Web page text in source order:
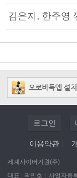
김은지, 한주영
로그인
이용약관
세계사이버기원(주)
대표 : 곽민호
사업자등